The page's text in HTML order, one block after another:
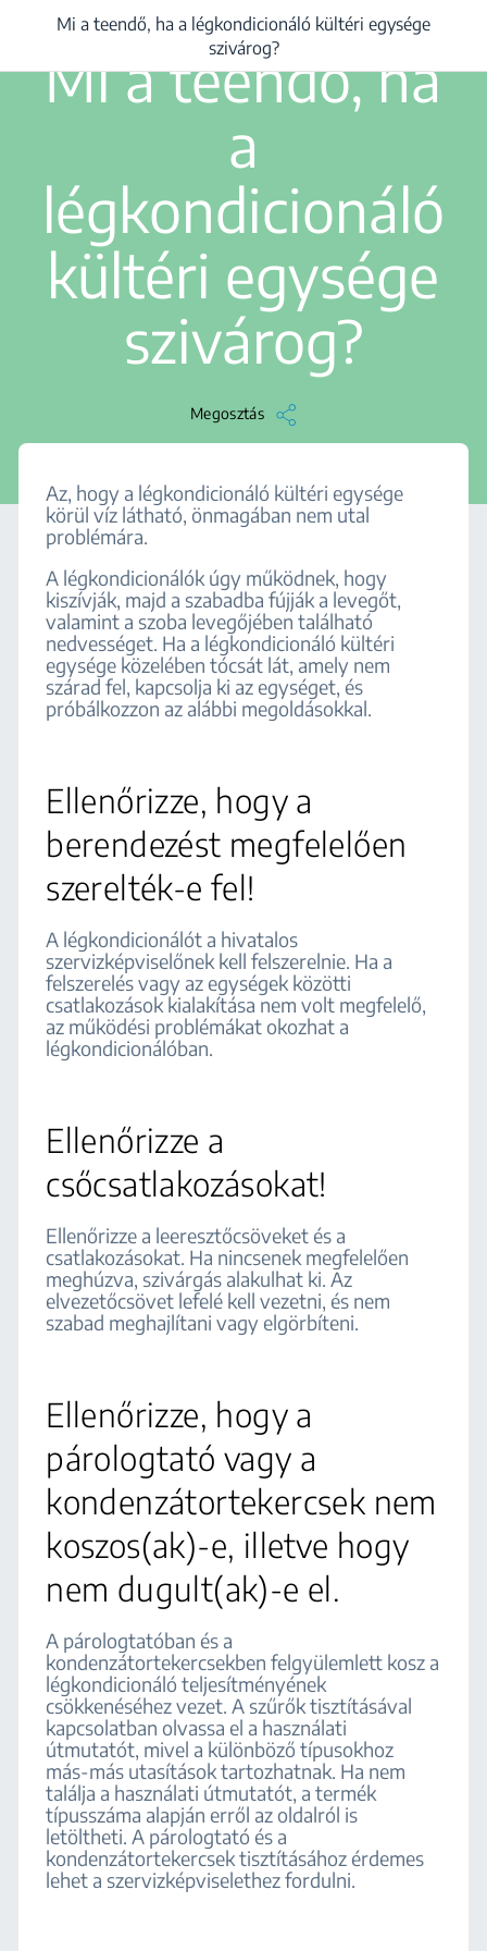
... / Mi a teendő, ha a légkondicionáló kültéri egysége szivárog?
1 perc olvasás
Mi a teendő, ha
a
légkondicionáló
kültéri egysége
szivárog?
Megosztás
Mi a teendő, ha a légkondicionáló kültéri egysége
szivárog?
Az, hogy a légkondicionáló kültéri egysége
körül víz látható, önmagában nem utal
problémára.
A légkondicionálók úgy működnek, hogy
kiszívják, majd a szabadba fújják a levegőt,
valamint a szoba levegőjében található
nedvességet. Ha a légkondicionáló kültéri
egysége közelében tócsát lát, amely nem
szárad fel, kapcsolja ki az egységet, és
próbálkozzon az alábbi megoldásokkal.
Ellenőrizze, hogy a
berendezést megfelelően
szerelték-e fel!
A légkondicionálót a hivatalos
szervizképviselőnek kell felszerelnie. Ha a
felszerelés vagy az egységek közötti
csatlakozások kialakítása nem volt megfelelő,
az működési problémákat okozhat a
légkondicionálóban.
Ellenőrizze a
csőcsatlakozásokat!
Ellenőrizze a leeresztőcsöveket és a
csatlakozásokat. Ha nincsenek megfelelően
meghúzva, szivárgás alakulhat ki. Az
elvezetőcsövet lefelé kell vezetni, és nem
szabad meghajlítani vagy elgörbíteni.
Ellenőrizze, hogy a
párologtató vagy a
kondenzátortekercsek nem
koszos(ak)-e, illetve hogy
nem dugult(ak)-e el.
A párologtatóban és a
kondenzátortekercsekben felgyülemlett kosz a
légkondicionáló teljesítményének
csökkenéséhez vezet. A szűrők tisztításával
kapcsolatban olvassa el a használati
útmutatót, mivel a különböző típusokhoz
más-más utasítások tartozhatnak. Ha nem
találja a használati útmutatót, a termék
típusszáma alapján erről az oldalról is
letöltheti. A párologtató és a
kondenzátortekercsek tisztításához érdemes
lehet a szervizképviselethez fordulni.